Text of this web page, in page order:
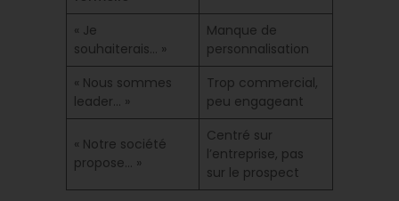
« Je
souhaiterais… »
Manque de
personnalisation
« Nous sommes
leader… »
Trop commercial,
peu engageant
« Notre société
propose… »
Centré sur
l’entreprise, pas
sur le prospect